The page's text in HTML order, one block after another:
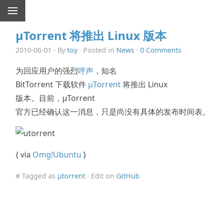
µTorrent 将推出 Linux 版本
2010-06-01 · By toy· Posted in News · 0 Comments
为回应用户的强烈呼声 ，知名
BitTorrent 下载软件 µTorrent将推出 Linux
版本。目前，µTorrent
官方已经确认这一消息，只是尚没有具体的发布时间表。
{ via Omg!Ubuntu }
# Tagged as µtorrent · Edit on GitHub